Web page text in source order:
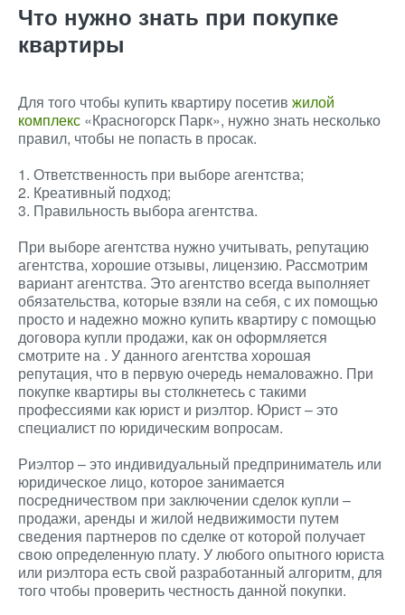
Что нужно знать при покупке
квартиры
Для того чтобы купить квартиру посетив жилой
комплекс «Красногорск Парк», нужно знать несколько
правил, чтобы не попасть в просак.
1. Ответственность при выборе агентства;
2. Креативный подход;
3. Правильность выбора агентства.
При выборе агентства нужно учитывать, репутацию
агентства, хорошие отзывы, лицензию. Рассмотрим
вариант агентства. Это агентство всегда выполняет
обязательства, которые взяли на себя, с их помощью
просто и надежно можно купить квартиру с помощью
договора купли продажи, как он оформляется
смотрите на . У данного агентства хорошая
репутация, что в первую очередь немаловажно. При
покупке квартиры вы столкнетесь с такими
профессиями как юрист и риэлтор. Юрист – это
специалист по юридическим вопросам.
Риэлтор – это индивидуальный предприниматель или
юридическое лицо, которое занимается
посредничеством при заключении сделок купли –
продажи, аренды и жилой недвижимости путем
сведения партнеров по сделке от которой получает
свою определенную плату. У любого опытного юриста
или риэлтора есть свой разработанный алгоритм, для
того чтобы проверить честность данной покупки.